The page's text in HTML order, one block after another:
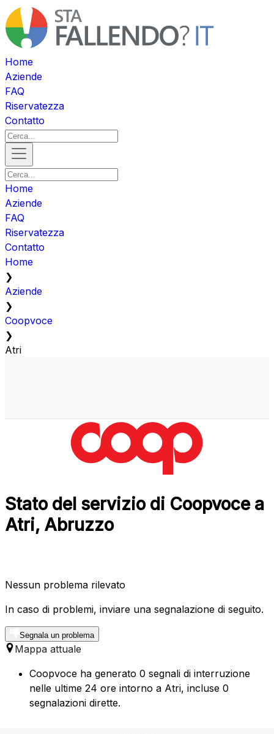
Home
Aziende
FAQ
Riservatezza
Contatto
Home
Aziende
FAQ
Riservatezza
Contatto
Home
❯
Aziende
❯
Coopvoce
❯
Atri
Stato del servizio di Coopvoce a
Atri, Abruzzo
Nessun problema rilevato
In caso di problemi, inviare una segnalazione di seguito.
Segnala un problema
Mappa attuale
Coopvoce ha generato 0 segnali di interruzione
nelle ultime 24 ore intorno a Atri, incluse 0
segnalazioni dirette.